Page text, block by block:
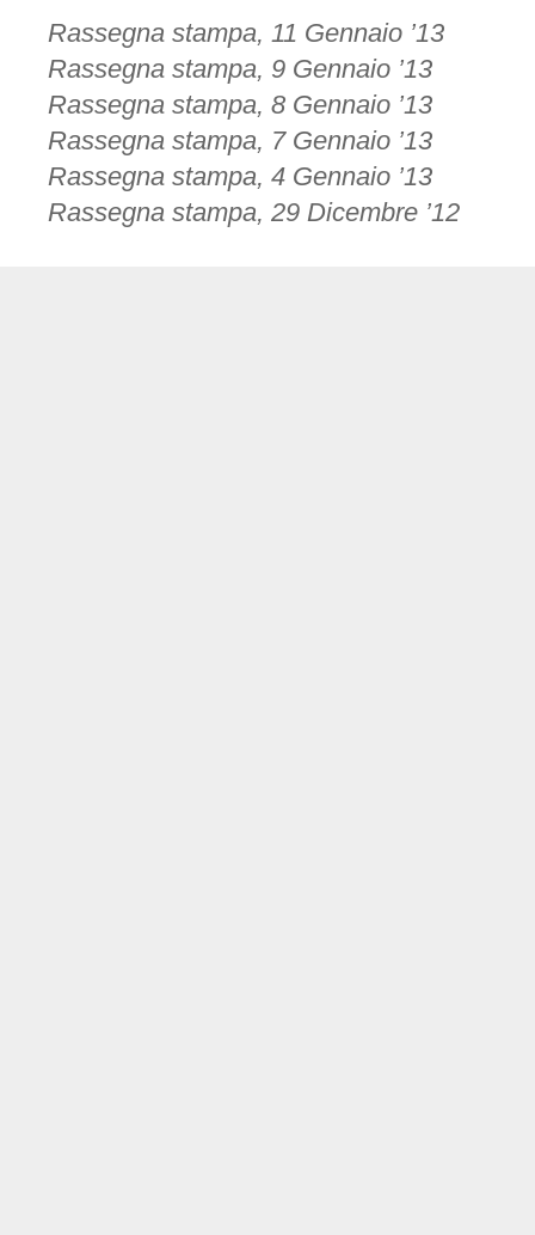
Rassegna stampa, 11 Gennaio ’13
Rassegna stampa, 9 Gennaio ’13
Rassegna stampa, 8 Gennaio ’13
Rassegna stampa, 7 Gennaio ’13
Rassegna stampa, 4 Gennaio ’13
Rassegna stampa, 29 Dicembre ’12